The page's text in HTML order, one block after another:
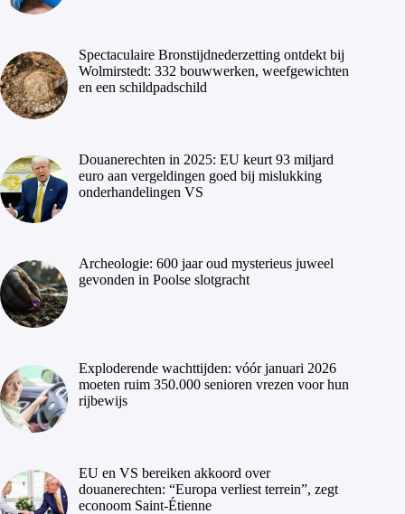
Spectaculaire Bronstijdnederzetting ontdekt bij
Wolmirstedt: 332 bouwwerken, weefgewichten
en een schildpadschild
Douanerechten in 2025: EU keurt 93 miljard
euro aan vergeldingen goed bij mislukking
onderhandelingen VS
Archeologie: 600 jaar oud mysterieus juweel
gevonden in Poolse slotgracht
Exploderende wachttijden: vóór januari 2026
moeten ruim 350.000 senioren vrezen voor hun
rijbewijs
EU en VS bereiken akkoord over
douanerechten: “Europa verliest terrein”, zegt
econoom Saint-Étienne